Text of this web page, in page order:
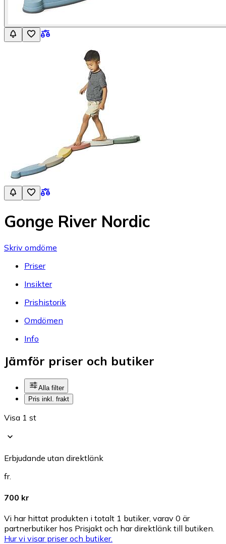
Gonge River Nordic
Skriv omdöme
Priser
Insikter
Prishistorik
Omdömen
Info
Jämför priser och butiker
Alla filter
Pris inkl. frakt
Visa 1 st
Erbjudande utan direktlänk
fr.
700 kr
Vi har hittat produkten i totalt 1 butiker, varav 0 är
partnerbutiker hos Prisjakt och har direktlänk till butiken.
Hur vi visar priser och butiker.